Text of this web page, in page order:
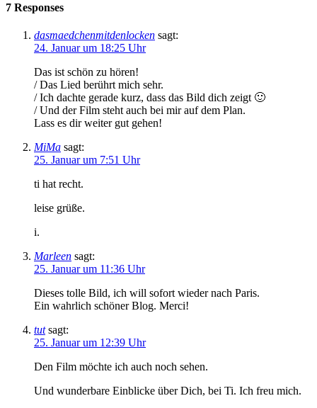
7 Responses
dasmaedchenmitdenlocken sagt:
24. Januar um 18:25 Uhr
Das ist schön zu hören!
/ Das Lied berührt mich sehr.
/ Ich dachte gerade kurz, dass das Bild dich zeigt 🙂
/ Und der Film steht auch bei mir auf dem Plan.
Lass es dir weiter gut gehen!
MiMa sagt:
25. Januar um 7:51 Uhr
ti hat recht.
leise grüße.
i.
Marleen sagt:
25. Januar um 11:36 Uhr
Dieses tolle Bild, ich will sofort wieder nach Paris.
Ein wahrlich schöner Blog. Merci!
tut sagt:
25. Januar um 12:39 Uhr
Den Film möchte ich auch noch sehen.
Und wunderbare Einblicke über Dich, bei Ti. Ich freu mich.